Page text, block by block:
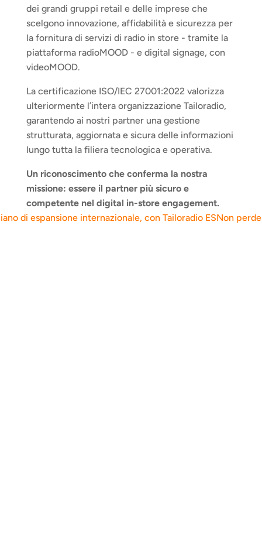
dei grandi gruppi retail e delle imprese che
scelgono innovazione, affidabilità e sicurezza per
la fornitura di servizi di radio in store - tramite la
piattaforma radioMOOD - e digital signage, con
videoMOOD.
La certificazione ISO/IEC 27001:2022 valorizza
ulteriormente l’intera organizzazione Tailoradio,
garantendo ai nostri partner una gestione
strutturata, aggiornata e sicura delle informazioni
lungo tutta la filiera tecnologica e operativa.
Un riconoscimento che conferma la nostra
missione: essere il partner più sicuro e
competente nel digital in-store engagement.
di espansione internazionale, con Tailoradio ESNon